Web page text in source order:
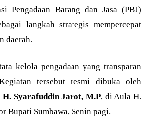
Pengadaan Barang dan Jasa (PBJ)
langkah strategis mempercepat
daerah.
kelola pengadaan yang transparan
tersebut resmi dibuka oleh
H. Syarafuddin Jarot, M.P, di Aula H.
Bupati Sumbawa, Senin pagi.